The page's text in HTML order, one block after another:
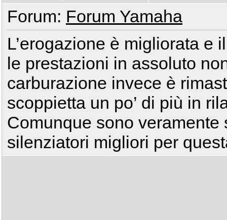
Forum: Forum Yamaha
L’erogazione è migliorata e
le prestazioni in assoluto
carburazione invece è
scoppietta un po’ di più in
Comunque sono
silenziatori migliori per